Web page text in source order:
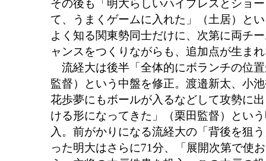
その後も「明大らしいハイプレスとショ
て、うまくゲームに入れた」（土居）と
よく知る関東勢同士だけに、次第に両チ
ャンスをつくりながらも、追加点が生ま
流経大は後半「全体的にボランチの位
監督）という中盤を修正。渡邉新太、小
花歩夢にもボールが入るなどして攻勢に
ける形になってきた」（栗田監督）とい
入。前がかりになる流経大の「背後を狙
った明大はさらに71分、「展開次第で使